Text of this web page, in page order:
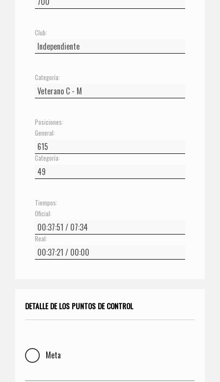
Club:
Categoría:
Posiciones:
General:
Categoría:
Tiempos:
Oficial:
Real:
DETALLE DE LOS PUNTOS DE CONTROL
Meta